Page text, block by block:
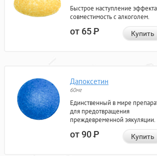
Быстрое наступление
совместимость с алкоголем.
от 65Р Купить
Дапоксетин
60мг
Единственный в мире
для предотвращения
преждевременной эякуляции.
от 90Р Купить